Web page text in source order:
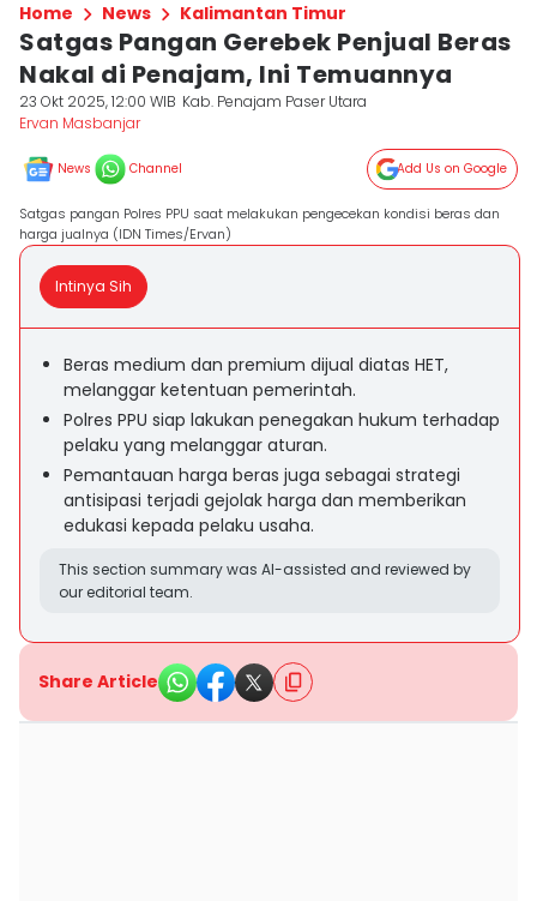
Home News Kalimantan Timur
Satgas Pangan Gerebek Penjual Beras
Nakal di Penajam, Ini Temuannya
23 Okt 2025, 12:00 WIB Kab. Penajam Paser Utara
Ervan Masbanjar
News Channel Add Us on Google
Satgas pangan Polres PPU saat melakukan pengecekan kondisi beras dan
harga jualnya (IDN Times/Ervan)
Intinya Sih
Beras medium dan premium dijual diatas HET,
melanggar ketentuan pemerintah.
Polres PPU siap lakukan penegakan hukum terhadap
pelaku yang melanggar aturan.
Pemantauan harga beras juga sebagai strategi
antisipasi terjadi gejolak harga dan memberikan
edukasi kepada pelaku usaha.
This section summary was AI-assisted and reviewed by
our editorial team.
Share Article